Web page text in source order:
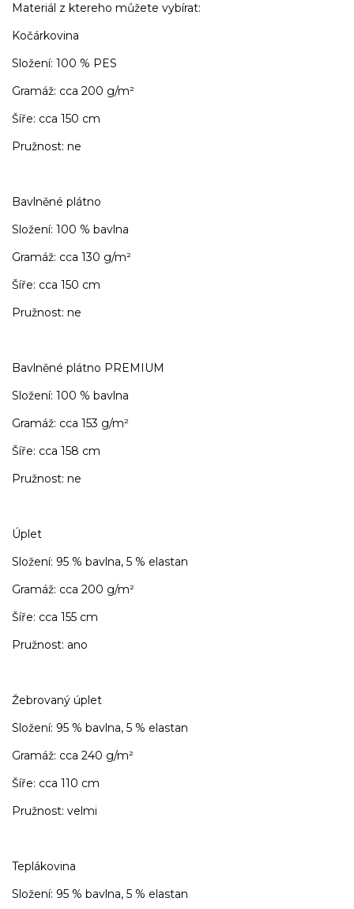
Materiál z ktereho můžete vybírat:
Kočárkovina
Složení: 100 % PES
Gramáž: cca 200 g/m²
Šíře: cca 150 cm
Pružnost: ne
Bavlněné plátno
Složení: 100 % bavlna
Gramáž: cca 130 g/m²
Šíře: cca 150 cm
Pružnost: ne
Bavlněné plátno PREMIUM
Složení: 100 % bavlna
Gramáž: cca 153 g/m²
Šíře: cca 158 cm
Pružnost: ne
Úplet
Složení: 95 % bavlna, 5 % elastan
Gramáž: cca 200 g/m²
Šíře: cca 155 cm
Pružnost: ano
Žebrovaný úplet
Složení: 95 % bavlna, 5 % elastan
Gramáž: cca 240 g/m²
Šíře: cca 110 cm
Pružnost: velmi
Teplákovina
Složení: 95 % bavlna, 5 % elastan